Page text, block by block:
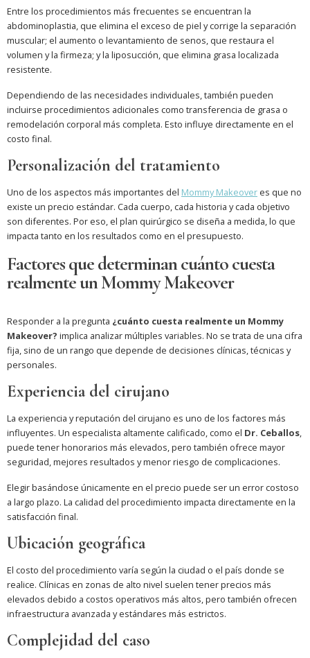
Entre los procedimientos más frecuentes se encuentran la
abdominoplastia, que elimina el exceso de piel y corrige la separación
muscular; el aumento o levantamiento de senos, que restaura el
volumen y la firmeza; y la liposucción, que elimina grasa localizada
resistente.
Dependiendo de las necesidades individuales, también pueden
incluirse procedimientos adicionales como transferencia de grasa o
remodelación corporal más completa. Esto influye directamente en el
costo final.
Personalización del tratamiento
Uno de los aspectos más importantes del Mommy Makeover es que no
existe un precio estándar. Cada cuerpo, cada historia y cada objetivo
son diferentes. Por eso, el plan quirúrgico se diseña a medida, lo que
impacta tanto en los resultados como en el presupuesto.
Factores que determinan cuánto cuesta
realmente un Mommy Makeover
Responder a la pregunta ¿cuánto cuesta realmente un Mommy
Makeover? implica analizar múltiples variables. No se trata de una cifra
fija, sino de un rango que depende de decisiones clínicas, técnicas y
personales.
Experiencia del cirujano
La experiencia y reputación del cirujano es uno de los factores más
influyentes. Un especialista altamente calificado, como el Dr. Ceballos,
puede tener honorarios más elevados, pero también ofrece mayor
seguridad, mejores resultados y menor riesgo de complicaciones.
Elegir basándose únicamente en el precio puede ser un error costoso
a largo plazo. La calidad del procedimiento impacta directamente en la
satisfacción final.
Ubicación geográfica
El costo del procedimiento varía según la ciudad o el país donde se
realice. Clínicas en zonas de alto nivel suelen tener precios más
elevados debido a costos operativos más altos, pero también ofrecen
infraestructura avanzada y estándares más estrictos.
Complejidad del caso